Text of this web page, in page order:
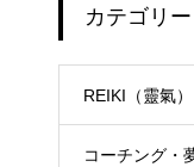
カテゴリー
REIKI（靈氣）
コーチング・